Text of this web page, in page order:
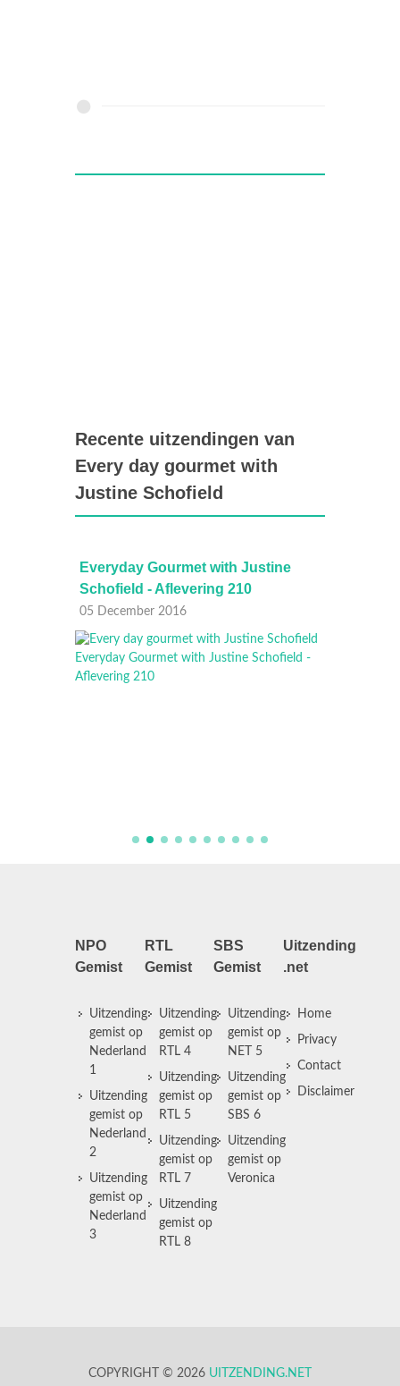
Recente uitzendingen van
Every day gourmet with
Justine Schofield
Everyday Gourmet with Justine
Schofield - Aflevering 210
05 December 2016
NPO
Gemist
Uitzending
gemist op
Nederland
1
Uitzending
gemist op
Nederland
2
Uitzending
gemist op
Nederland
3
RTL
Gemist
Uitzending
gemist op
RTL 4
Uitzending
gemist op
RTL 5
Uitzending
gemist op
RTL 7
Uitzending
gemist op
RTL 8
SBS
Gemist
Uitzending
gemist op
NET 5
Uitzending
gemist op
SBS 6
Uitzending
gemist op
Veronica
Uitzending
.net
Home
Privacy
Contact
Disclaimer
COPYRIGHT © 2026 UITZENDING.NET